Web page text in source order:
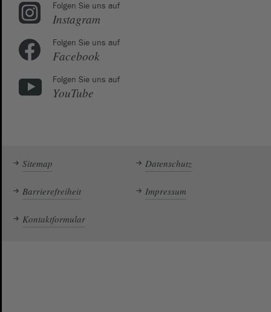
Folgen Sie uns auf
Instagram
Folgen Sie uns auf
Facebook
Folgen Sie uns auf
YouTube
Sitemap Datenschutz
Barrierefreiheit Impressum
Kontaktformular